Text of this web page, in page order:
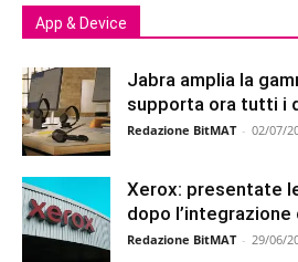
App & Device
Jabra amplia la
supporta ora tutti i
Redazione BitMAT - 02/07/
Xerox: presentate
dopo l’integrazione
Redazione BitMAT - 29/06/